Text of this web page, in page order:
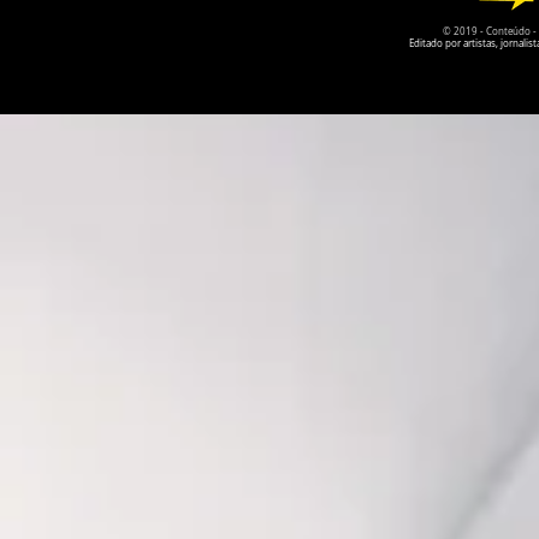
© 2019 - Conteúdo -
Editado por artistas,